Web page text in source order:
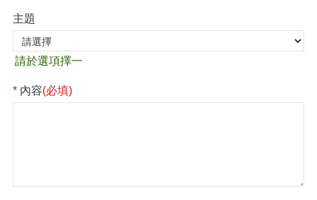
主題
內容(必填)